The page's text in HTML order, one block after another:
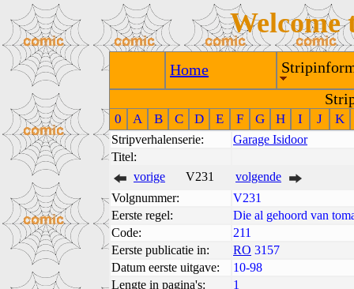
Welcome
Home
0 A B C D E F G H I J K
Stripverhalenserie:
Garage Isidoor
Titel:
vorige
V231
volgende
Volgnummer:
V231
Eerste regel:
Die al gehoord van
Code:
211
Eerste publicatie in:
RO 3157
Datum eerste uitgave:
10-98
Lengte in pagina's:
1